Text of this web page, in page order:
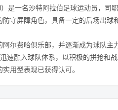
是一名沙特阿拉伯足球运动员，
守屏障角色，具备一定的后场出球
尔费哈俱乐部，并逐渐成为球队
速融入球队体系，以积极的拼抢和
用型表现已获得认可。